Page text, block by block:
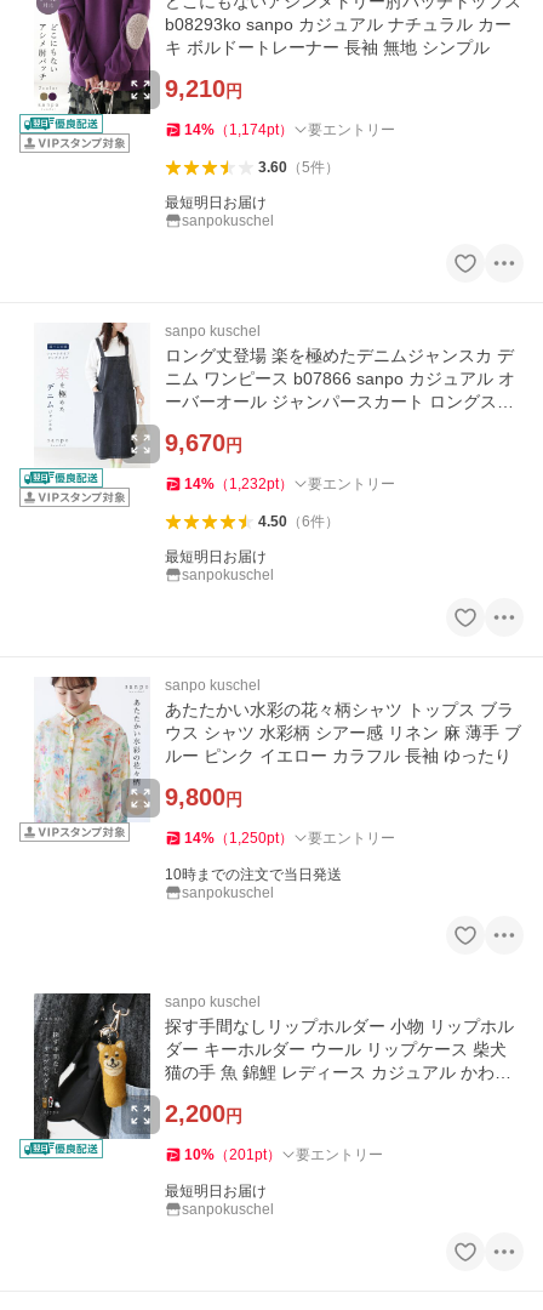
b08293ko sanpo カジュアル ナチュラル カー
キ ボルドートレーナー 長袖 無地 シンプル
9,210円
14% （ 1,174pt） 要エントリー
3.60（5件）
最短明日お届け
sanpokuschel
sanpo kuschel
ロング丈登場 楽を極めたデニムジャンスカ デ
ニム ワンピース b07866 sanpo カジュアル オ
ーバーオール ジャンパースカート ロングスカ
9,670円
14% （ 1,232pt） 要エントリー
4.50（6件）
最短明日お届け
sanpokuschel
sanpo kuschel
あたたかい水彩の花々柄シャツ トップス ブラ
ウス シャツ 水彩柄 シアー感 リネン 麻 薄手 ブ
ルー ピンク イエロー カラフル 長袖 ゆったり
9,800円
14% （ 1,250pt） 要エントリー
10時までの注文で当日発送
sanpokuschel
sanpo kuschel
探す手間なしリップホルダー 小物 リップホル
ダー キーホルダー ウール リップケース 柴犬
猫の手 魚 錦鯉 レディース カジュアル かわい
2,200円
10% （201pt） 要エントリー
最短明日お届け
sanpokuschel